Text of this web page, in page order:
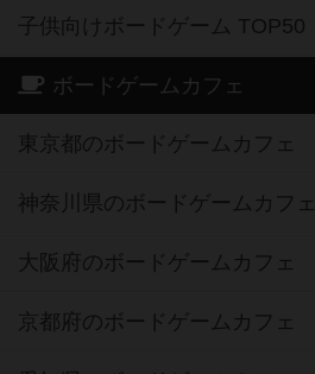
子供向けボードゲーム TOP50
ボードゲームカフェ
東京都のボードゲームカフェ
神奈川県のボードゲームカフェ
大阪府のボードゲームカフェ
京都府のボードゲームカフェ